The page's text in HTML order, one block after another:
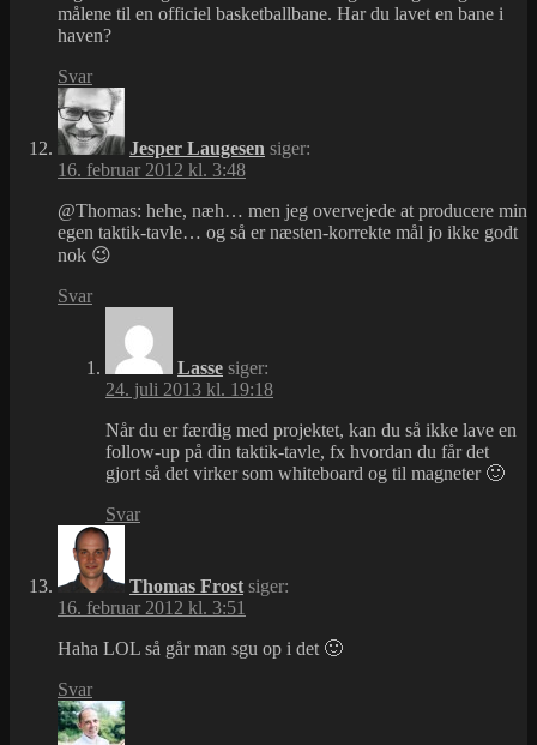
målene til en officiel basketballbane. Har du lavet en bane i
haven?
Svar
Jesper Laugesen siger:
16. februar 2012 kl. 3:48
@Thomas: hehe, næh… men jeg overvejede at producere min
egen taktik-tavle… og så er næsten-korrekte mål jo ikke godt
nok 😉
Svar
Lasse siger:
24. juli 2013 kl. 19:18
Når du er færdig med projektet, kan du så ikke lave en
follow-up på din taktik-tavle, fx hvordan du får det
gjort så det virker som whiteboard og til magneter 🙂
Svar
Thomas Frost siger:
16. februar 2012 kl. 3:51
Haha LOL så går man sgu op i det 🙂
Svar